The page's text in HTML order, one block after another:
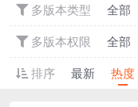
多版本类型
全部
多版本权限
全部
排序
最新 热度